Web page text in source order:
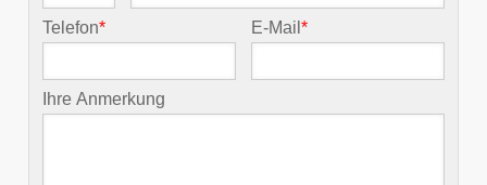
Telefon* E-Mail*
Ihre Anmerkung